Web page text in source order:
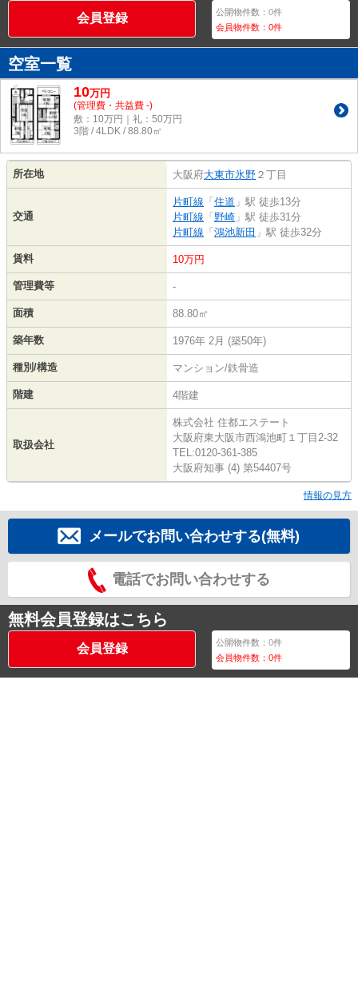
会員登録 公開物件数：0件
会員物件数：0件
空室一覧
10万円
(管理費・共益費 -)
敷：10万円｜礼：50万円
3階 / 4LDK / 88.80㎡
所在地 大阪府大東市氷野 ２丁目
交通
片町線 「 住道 」駅 徒歩13分
片町線 「 野崎 」駅 徒歩31分
片町線 「 鴻池新田 」駅 徒歩32分
賃料 10万円
管理費等 -
面積 88.80㎡
築年数 1976年 2月 (築50年)
種別/構造 マンション/鉄骨造
階建 4階建
取扱会社
株式会社 住都エステート
大阪府東大阪市西鴻池町１丁目2-32
TEL:0120-361-385
大阪府知事 (4) 第54407号
情報の見方
メールでお問い合わせする(無料)
電話でお問い合わせする
無料会員登録はこちら
会員登録 公開物件数：0件
会員物件数：0件